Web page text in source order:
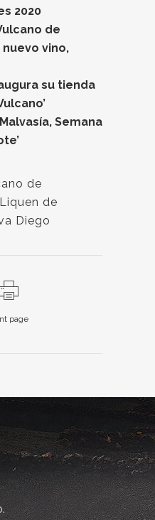
2020
de
vino,
su tienda
Semana
de
Liquen de
Diego
page